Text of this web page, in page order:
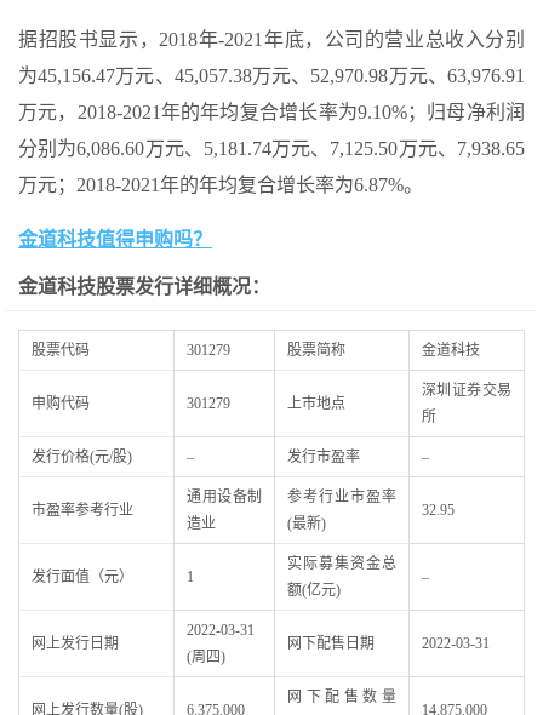
据招股书显示，2018年-2021年底，公司的营业总收入分别
为45,156.47万元、45,057.38万元、52,970.98万元、63,976.91
万元，2018-2021年的年均复合增长率为9.10%；归母净利润
分别为6,086.60万元、5,181.74万元、7,125.50万元、7,938.65
万元；2018-2021年的年均复合增长率为6.87%。
金道科技值得申购吗？
金道科技股票发行详细概况：
股票代码 301279 股票简称 金道科技
申购代码 301279 上市地点
深圳证券交易
所
发行价格(元/股) – 发行市盈率 –
市盈率参考行业
通用设备制
造业
参考行业市盈率
(最新)
32.95
发行面值（元） 1
实际募集资金总
额(亿元)
–
网上发行日期
2022-03-31
(周四)
网下配售日期 2022-03-31
网上发行数量(股) 6,375,000
网下配售数量
14,875,000